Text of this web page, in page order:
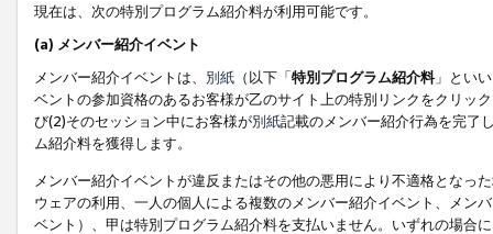
現在は、次の特別プログラム紹介料が利用可能です。
(a) メンバー紹介イベント
メンバー紹介イベントは、 別紙 （以下「特別プログラム紹介料」とい
ベントの参加資格のあるお客様が乙のサイト上の特別リンクをクリッ
び(2)そのセッション中にお客様が別紙記載のメンバー紹介行為を完了
ム紹介料を獲得します。
メンバー紹介イベントが違反またはその他の悪用により不適格となっ
ウェアの利用、一人の個人による複数のメンバー紹介イベント、メン
ベント）、甲は特別プログラム紹介料を支払いません。いずれの場合